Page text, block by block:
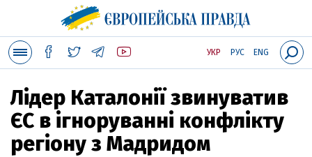
УКР РУС ENG
Лідер Каталонії звинуватив
ЄС в ігноруванні конфлікту
регіону з Мадридом